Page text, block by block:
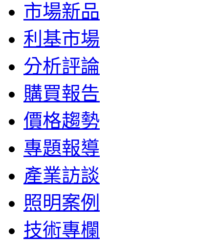
市場新品
利基市場
分析評論
購買報告
價格趨勢
專題報導
產業訪談
照明案例
技術專欄